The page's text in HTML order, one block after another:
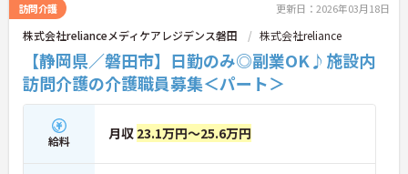
訪問介護 更新日：2026年03月18日
株式会社relianceメディケアレジデンス磐田 株式会社reliance
【静岡県／磐田市】日勤のみ◎副業OK♪施設内
訪問介護の介護職員募集＜パート＞
給料 月収 23.1万円～25.6万円